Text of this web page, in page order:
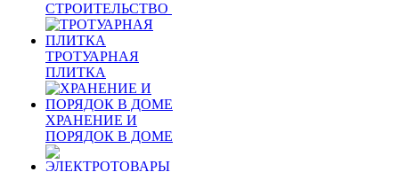
СТРОИТЕЛЬСТВО
ТРОТУАРНАЯ
ПЛИТКА
ХРАНЕНИЕ И
ПОРЯДОК В ДОМЕ